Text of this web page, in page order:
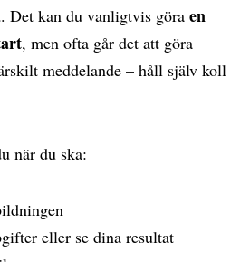
Det kan du vanligtvis göra en
, men ofta går det att göra
meddelande – håll själv koll
när du ska:
eller se dina resultat